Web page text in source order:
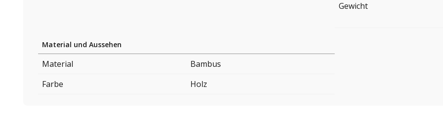
Gewicht
Material und Aussehen
Material
Bambus
Farbe
Holz